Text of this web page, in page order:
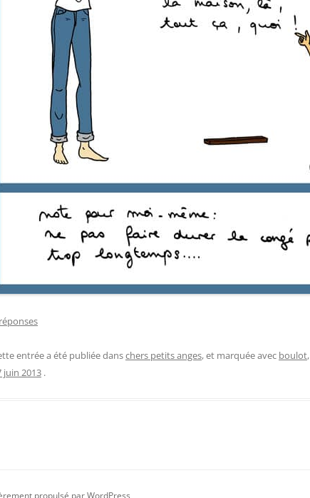
entrée a été publiée danschers petits anges, et marquée avec boulot,
juin 2013 .